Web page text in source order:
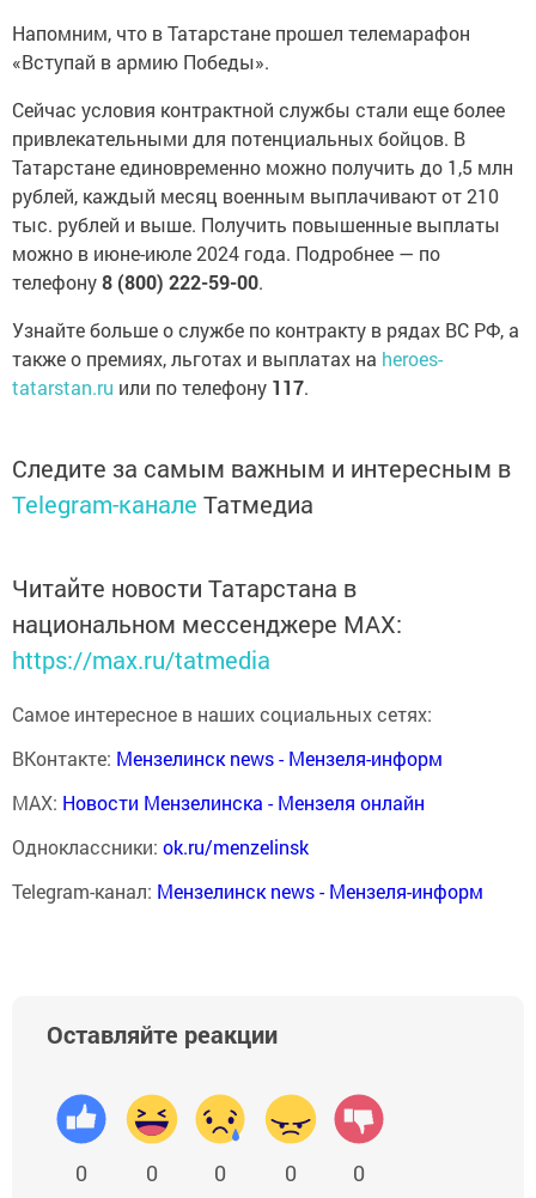
Напомним, что в Татарстане прошел телемарафон
«Вступай в армию Победы».
Сейчас условия контрактной службы стали еще более
привлекательными для потенциальных бойцов. В
Татарстане единовременно можно получить до 1,5 млн
рублей, каждый месяц военным выплачивают от 210
тыс. рублей и выше. Получить повышенные выплаты
можно в июне-июле 2024 года. Подробнее — по
телефону8 (800) 222-59-00.
Узнайте больше о службе по контракту в рядах ВС РФ, а
также о премиях, льготах и выплатах на heroes-
tatarstan.ru или по телефону 117.
Следите за самым важным и интересным в
Telegram-канале Татмедиа
Читайте новости Татарстана в
национальном мессенджере MАХ:
https://max.ru/tatmedia
Самое интересное в наших социальных сетях:
ВКонтакте: Мензелинск news - Мензеля-информ
MAX: Новости Мензелинска - Мензеля онлайн
Одноклассники: ok.ru/menzelinsk
Telegram-канал: Мензелинск news - Мензеля-информ
Оставляйте реакции
0 0 0 0 0